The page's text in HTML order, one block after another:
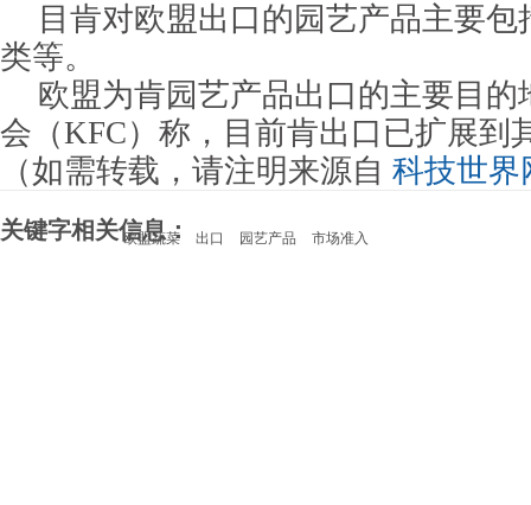
目肯对欧盟出口的园艺产品主要
类等。
欧盟为肯园艺产品出口的主要目的
会（KFC）称，目前肯出口已扩展到
（如需转载，请注明来源自 科技世界
关键字相关信息：
欧盟蔬菜 出口 园艺产品 市场准入